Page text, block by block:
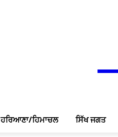
ਹਰਿਆਣਾ/ਹਿਮਾਚਲ ਸਿੱਖ ਜਗਤ